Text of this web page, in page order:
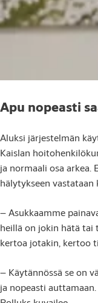
Apu nopeasti
Aluksi järjestelmän
Kaislan
ja normaali osa arkea.
hälytykseen
– Asukkaamme
heillä on jokin hätä tai
kertoa jotakin, kertoo
– Käytännössä se on
ja nopeasti